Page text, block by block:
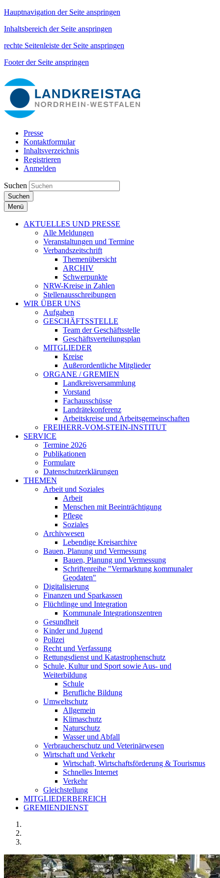
Hauptnavigation der Seite anspringen
Inhaltsbereich der Seite anspringen
rechte Seitenleiste der Seite anspringen
Footer der Seite anspringen
Presse
Kontaktformular
Inhaltsverzeichnis
Registrieren
Anmelden
Suchen
Suchen
Menü
AKTUELLES UND PRESSE
Alle Meldungen
Veranstaltungen und Termine
Verbandszeitschrift
Themenübersicht
ARCHIV
Schwerpunkte
NRW-Kreise in Zahlen
Stellenausschreibungen
WIR ÜBER UNS
Aufgaben
GESCHÄFTSSTELLE
Team der Geschäftsstelle
Geschäftsverteilungsplan
MITGLIEDER
Kreise
Außerordentliche Mitglieder
ORGANE / GREMIEN
Landkreisversammlung
Vorstand
Fachausschüsse
Landrätekonferenz
Arbeitskreise und Arbeitsgemeinschaften
FREIHERR-VOM-STEIN-INSTITUT
SERVICE
Termine 2026
Publikationen
Formulare
Datenschutzerklärungen
THEMEN
Arbeit und Soziales
Arbeit
Menschen mit Beeinträchtigung
Pflege
Soziales
Archivwesen
Lebendige Kreisarchive
Bauen, Planung und Vermessung
Bauen, Planung und Vermessung
Schriftenreihe "Vermarktung kommunaler
Geodaten"
Digitalisierung
Finanzen und Sparkassen
Flüchtlinge und Integration
Kommunale Integrationszentren
Gesundheit
Kinder und Jugend
Polizei
Recht und Verfassung
Rettungsdienst und Katastrophenschutz
Schule, Kultur und Sport sowie Aus- und
Weiterbildung
Schule
Berufliche Bildung
Umweltschutz
Allgemein
Klimaschutz
Naturschutz
Wasser und Abfall
Verbraucherschutz und Veterinärwesen
Wirtschaft und Verkehr
Wirtschaft, Wirtschaftsförderung & Tourismus
Schnelles Internet
Verkehr
Gleichstellung
MITGLIEDERBEREICH
GREMIENDIENST